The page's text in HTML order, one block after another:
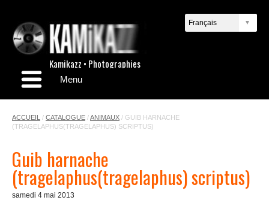
Kamikazz • Photographies
Menu
ACCUEIL / CATALOGUE /ANIMAUX / GUIB HARNACHE
(TRAGELAPHUS(TRAGELAPHUS) SCRIPTUS)
Guib harnache
(tragelaphus(tragelaphus) scriptus)
samedi 4 mai 2013